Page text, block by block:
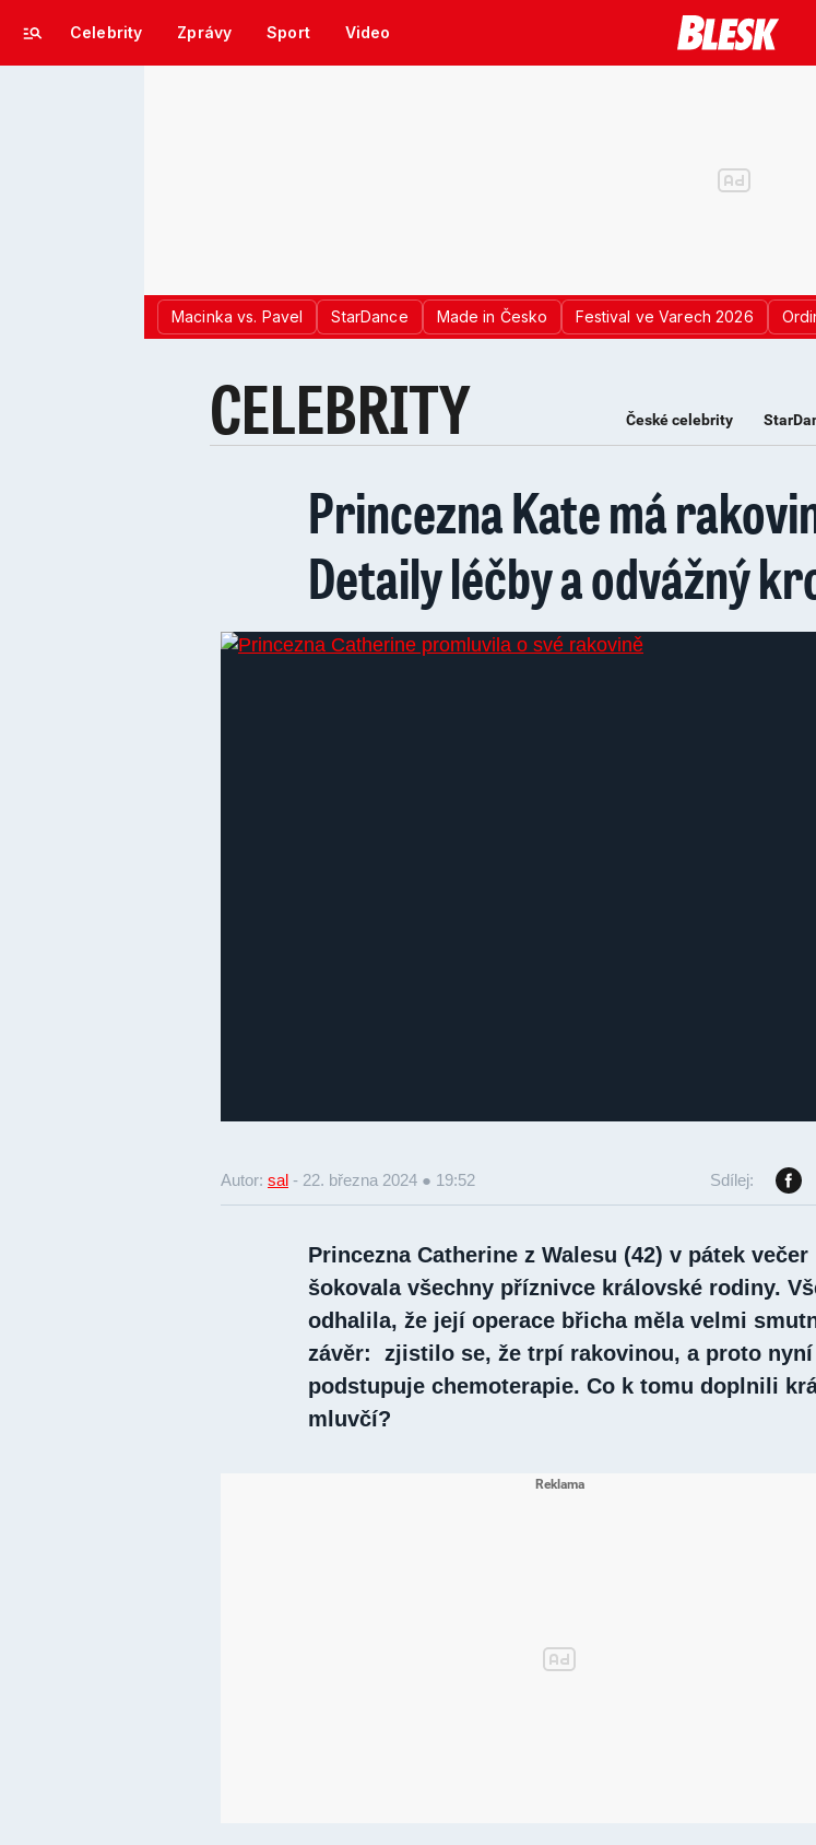
Celebrity Zprávy Sport Video
Macinka vs. Pavel StarDance Made in Česko Festival ve Varech 2026
CELEBRITY České celebrity
Princezna Kate má
Detaily léčby a odvážný
Autor: sal - 22. března 2024 ● 19:52 Sdílej:
Princezna Catherine z Walesu (42) v pátek večer
šokovala všechny příznivce královské rodiny.
odhalila, že její operace břicha měla velmi
závěr: zjistilo se, že trpí rakovinou, a proto nyní
podstupuje chemoterapie. Co k tomu doplnili
mluvčí?